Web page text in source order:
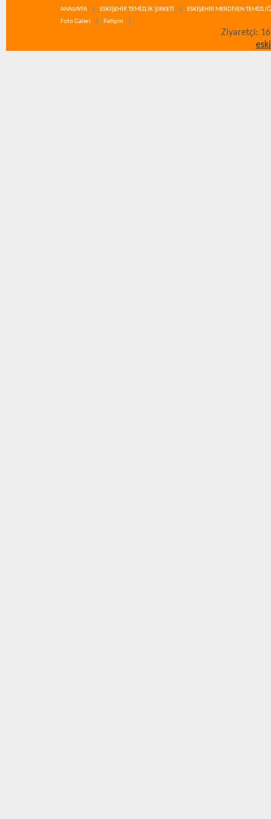
ANASAYFA ESKİŞEHİR TEMİZLİK ŞİRKETİ
ESKİŞEHİR MERDİVEN
Foto Galeri
İletişim
Ziyaretçi: